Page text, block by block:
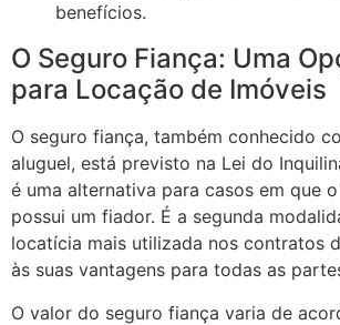
benefícios.
O Seguro Fiança: Uma
para Locação de Imóveis
O seguro fiança, também conhecido
aluguel, está previsto na Lei do
é uma alternativa para casos em que
possui um fiador. É a segunda
locatícia mais utilizada nos contratos
às suas vantagens para todas as
O valor do seguro fiança varia de